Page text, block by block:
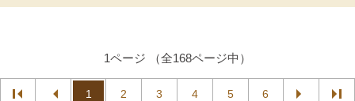
1ページ （全168ページ中）
1 2 3 4 5 6